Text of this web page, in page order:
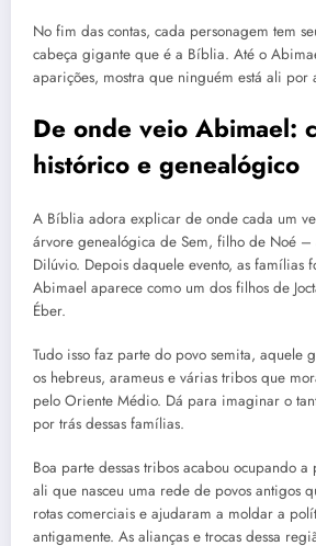
No fim das contas, cada personagem tem
cabeça gigante que é a Bíblia. Até o
aparições, mostra que ninguém está ali por
De onde veio Abimael:
histórico e genealógico
A Bíblia adora explicar de onde cada um
árvore genealógica de Sem, filho de Noé –
Dilúvio. Depois daquele evento, as famílias
Abimael aparece como um dos filhos de
Éber.
Tudo isso faz parte do povo semita, aquele
os hebreus, arameus e várias tribos que
pelo Oriente Médio. Dá para imaginar o
por trás dessas famílias.
Boa parte dessas tribos acabou ocupando
ali que nasceu uma rede de povos antigos
rotas comerciais e ajudaram a moldar a
antigamente. As alianças e trocas dessa